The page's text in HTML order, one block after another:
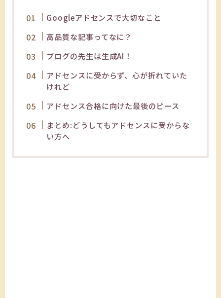
Googleアドセンスで大切なこと
高品質な記事ってなに？
ブログの先生は生成AI！
アドセンスに受からず、心が折れていた
けれど
アドセンス合格に向けた最後のピース
まとめ:どうしてもアドセンスに受からな
い方へ